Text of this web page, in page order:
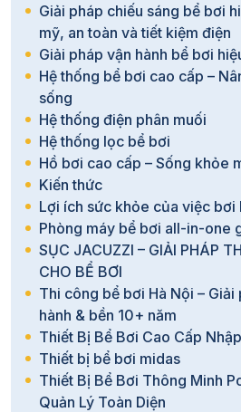
Giải pháp chiếu sáng bể bơi
mỹ, an toàn và tiết kiệm điện
Giải pháp vận hành bể bơi
Hệ thống bể bơi cao cấp –
sống
Hệ thống điện phân muối
Hệ thống lọc bể bơi
Hồ bơi cao cấp – Sống khỏe
Kiến thức
Lợi ích sức khỏe của việc bơi
Phòng máy bể bơi all-in-one
SỤC JACUZZI – GIẢI PHÁP
CHO BỂ BƠI
Thi công bể bơi Hà Nội – Giải
hành & bền 10+ năm
Thiết Bị Bể Bơi Cao Cấp
Thiết bị bể bơi midas
Thiết Bị Bể Bơi Thông Minh
Quản Lý Toàn Diện